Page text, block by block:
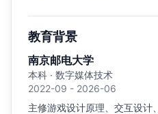
教育背景
南京邮电大学
本科 · 数字媒体技术
2022-09 - 2026-06
主修游戏设计原理、交互设计